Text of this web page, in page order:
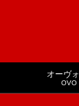
オーヴォ
OVO